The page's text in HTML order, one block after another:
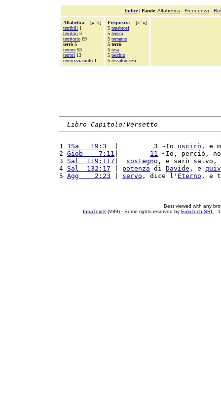
Indice| Parole: Alfabetica - Frequenza -
Alfabetica [« »]
terribili 1
territori 3
territorio 69
terrò 5
terrore 53
terrori 13
terrorizziamolo 1
Frequenza [« »]
5 tenebrosi
5 tenera
5 terranno
5 terrò
5 tesa
5 teschio
5 tessalonicesi
Libro Capitolo:Versetto
1 1Sa   19:3
  |         3 ~Io
uscirò , e
2 Giob    7:11 11 ~Io, perciò,
3 Sal  119:117 sostegno , e sarò
4 Sal  132:17 potenza di Davide , e
5 Agg    2:23 servo , dice l' Eterno , e
Best viewed with any
IntraText®(V89) - Some rights reserved by EuloTech SRL -